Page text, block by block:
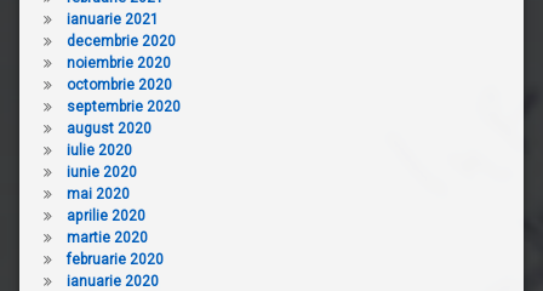
ianuarie 2021
decembrie 2020
noiembrie 2020
octombrie 2020
septembrie 2020
august 2020
iulie 2020
iunie 2020
mai 2020
aprilie 2020
martie 2020
februarie 2020
ianuarie 2020